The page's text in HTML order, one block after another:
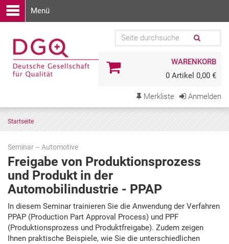
Menü
WARENKORB
0 Artikel 0,00 €
Merkliste Anmelden
Startseite
Seminar – Automotive
Freigabe von Produktionsprozess
und Produkt in der
Automobilindustrie - PPAP
Zu
den
Terminen
springen
In diesem Seminar trainieren Sie die Anwendung der Verfahren
PPAP (Production Part Approval Process) und PPF
(Produktionsprozess und Produktfreigabe). Zudem zeigen
Ihnen praktische Beispiele, wie Sie die unterschiedlichen